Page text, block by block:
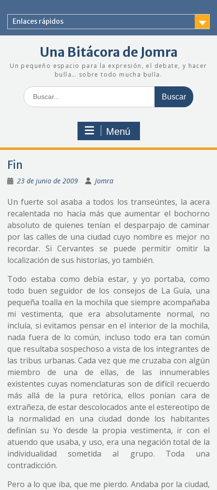
contenido
Enlaces rápidos
Una Bitácora de Jomra
Un pequeño espacio para la expresión, el debate, y hacer
bulla… sobre todo mucha bulla.
Buscar:
Menú
Fin
23 de junio de 2009 Jomra
Un fuerte sol asaba a todos los transeúntes, la acera
recalentada no hacía más que aumentar el bochorno
absoluto de quienes tenían el desparpajo de caminar
por las calles de una ciudad cuyo nombre es mejor no
recordar. Si Cervantes se puede permitir omitir la
localización de sus historias, yo también.
Todo estaba como debía estar, y yo portaba, como
todo buen seguidor de los consejos de La Guía, una
pequeña toalla en la mochila que siempre acompañaba
mi vestimenta, que era absolutamente normal, no
incluía, si evitamos pensar en el interior de la mochila,
nada fuera de lo común, incluso todo era tan común
que resultaba sospechoso a vista de los integrantes de
las tribus urbanas. Cada vez que me cruzaba con algún
miembro de una de ellas, de las innumerables
existentes cuyas nomenclaturas son de difícil recuerdo
más allá de la pura retórica, ellos ponían cara de
extrañeza, de estar descolocados ante el estereotipo de
la normalidad en una ciudad donde los habitantes
definían su Yo desde la propia vestimenta, ir con el
atuendo que usaba, y uso, era una negación total de la
individualidad sometida al grupo. Toda una
contradicción.
Pero a lo que iba, que me pierdo. Andaba por la ciudad,